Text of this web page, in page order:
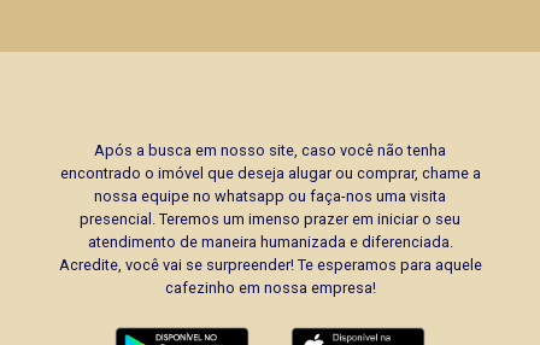
Após a busca em nosso site, caso você não tenha
encontrado o imóvel que deseja alugar ou comprar, chame a
nossa equipe no whatsapp ou faça-nos uma visita
presencial. Teremos um imenso prazer em iniciar o seu
atendimento de maneira humanizada e diferenciada.
Acredite, você vai se surpreender! Te esperamos para aquele
cafezinho em nossa empresa!